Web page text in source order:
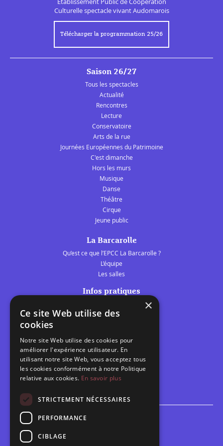
Culturellespectacle vivant Audomarois
Télécharger la programmation 25/26
Saison 26/27
Tous les spectacles
Actualité
Rencontres
Lecture
Conservatoire
Arts de la rue
Journées Européennes du Patrimoine
C'est dimanche
Hors les murs
Musique
Danse
Théâtre
Cirque
Jeune public
La Barcarolle
Qu’est ce que l’EPCC La Barcarolle ?
L’équipe
Les salles
Infos pratiques
Les belles scènes audomaroises
Calendrier
Programme des spectacles
Brèves
Espace scolaire
×
Ce site Web utilise des
cookies
Notre site Web utilise des cookies pour
améliorer l'expérience utilisateur. En
utilisant notre site Web, vous acceptez tous
les cookies conformément à notre Politique
relative aux cookies. En savoir plus
STRICTEMENT NÉCESSAIRES
PERFORMANCE
CIBLAGE